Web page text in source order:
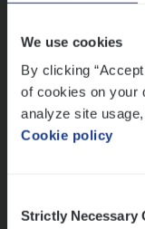
We use cookies
By clicking
of cookies on your
analyze site
Cookie policy
Selection
Strictly Necessary
Ons